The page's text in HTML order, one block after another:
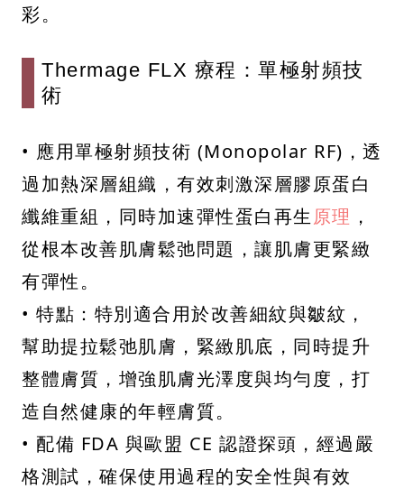
彩。
Thermage FLX 療程：單極射頻技
術
• 應用單極射頻技術 (Monopolar RF)，透
過加熱深層組織，有效刺激深層膠原蛋白
纖維重組，同時加速彈性蛋白再生 原理 ，
從根本改善肌膚鬆弛問題，讓肌膚更緊緻
有彈性。
• 特點：特別適合用於改善細紋與皺紋，
幫助提拉鬆弛肌膚，緊緻肌底，同時提升
整體膚質，增強肌膚光澤度與均勻度，打
造自然健康的年輕膚質。
• 配備 FDA 與歐盟 CE 認證探頭，經過嚴
格測試，確保使用過程的安全性與有效